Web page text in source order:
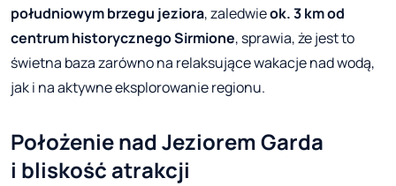
południowym brzegu jeziora, zaledwieok. 3 km od
centrum historycznego Sirmione, sprawia, że jest to
świetna baza zarówno na relaksujące wakacje nad wodą,
jak i na aktywne eksplorowanie regionu.
Położenie nad Jeziorem Garda
i bliskość atrakcji